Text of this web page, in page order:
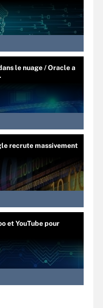
le nuage / Oracle a
recrute massivement
et YouTube pour